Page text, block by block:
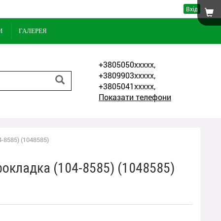
Вхід
ГАЛЕРЕЯ
+3805050xxxxx,
+3809903xxxxx,
+3805041xxxxx,
Показати телефони
8585) (1048585)
(104-8585) (1048585)